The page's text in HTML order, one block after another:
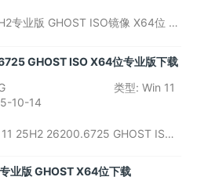
专业版 GHOST ISO镜像 X64位 V
稳定性和安全性有较高要求的专业
GHOST镜像的免激活安装，用户能
系统，享受Windows 11带来的全新
GHOST ISO X64位专业版下载
类型: Win 11
10-14
25H2 26200.6725 GHOST ISO
比标准版，它去除了多余的功能和
业版 GHOST X64位下载